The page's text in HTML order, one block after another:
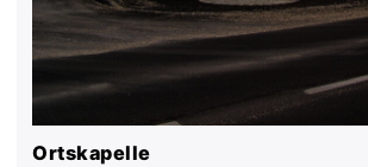
Ortskapelle